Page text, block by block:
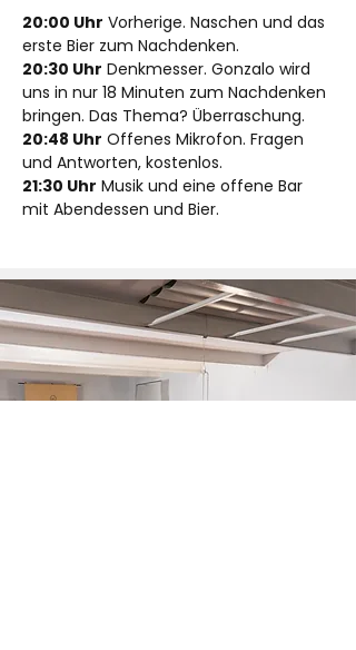
20:00 Uhr Vorherige. Naschen und das
erste Bier zum Nachdenken.
20:30 Uhr Denkmesser. Gonzalo wird
uns in nur 18 Minuten zum Nachdenken
bringen. Das Thema? Überraschung.
20:48 Uhr Offenes Mikrofon. Fragen
und Antworten, kostenlos.
21:30 Uhr Musik und eine offene Bar
mit Abendessen und Bier.